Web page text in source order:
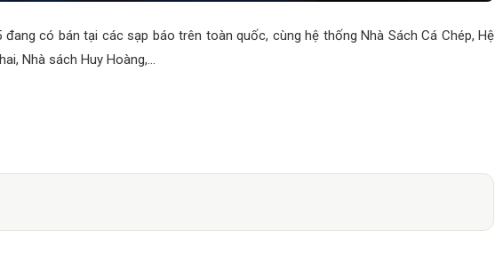
có bán tại các sạp báo trên toàn quốc, cùng hệ thống Nhà Sách Cá Chép, Hệ
Nhà sách Huy Hoàng,...